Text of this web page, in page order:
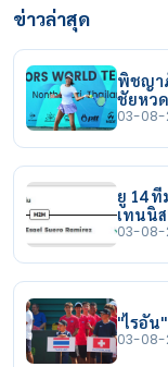
ข่าวล่าสุด
พิชญา
ชัยหวด
03-08-
ยู 14
เทนนิ
03-08-
"ไรอัน
03-08-